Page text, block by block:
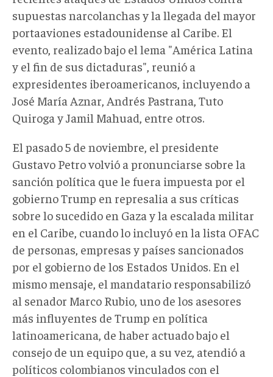
supuestas narcolanchas y la llegada del mayor
portaaviones estadounidense al Caribe. El
evento, realizado bajo el lema "América Latina
y el fin de sus dictaduras", reunió a
expresidentes iberoamericanos, incluyendo a
José María Aznar, Andrés Pastrana, Tuto
Quiroga y Jamil Mahuad, entre otros.
El pasado 5 de noviembre, el presidente
Gustavo Petro volvió a pronunciarse sobre la
sanción política que le fuera impuesta por el
gobierno Trump en represalia a sus críticas
sobre lo sucedido en Gaza y la escalada militar
en el Caribe, cuando lo incluyó en la lista OFAC
de personas, empresas y países sancionados
por el gobierno de los Estados Unidos. En el
mismo mensaje, el mandatario responsabilizó
al senador Marco Rubio, uno de los asesores
más influyentes de Trump en política
latinoamericana, de haber actuado bajo el
consejo de un equipo que, a su vez, atendió a
políticos colombianos vinculados con el